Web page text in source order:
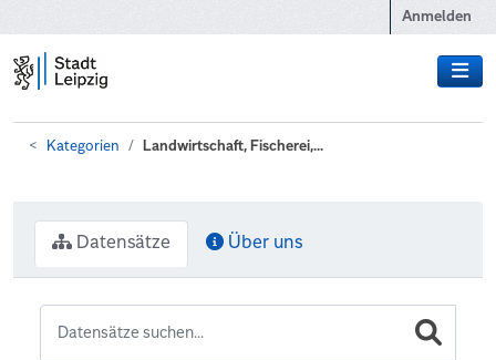
Anmelden
Kategorien Landwirtschaft, Fischerei,...
Datensätze Über uns